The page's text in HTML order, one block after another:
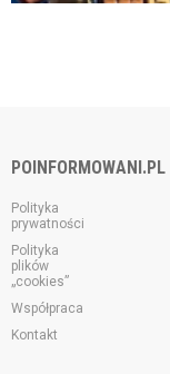
POINFORMOWANI.PL
Polityka
prywatności
Polityka
plików
„cookies”
Współpraca
Kontakt